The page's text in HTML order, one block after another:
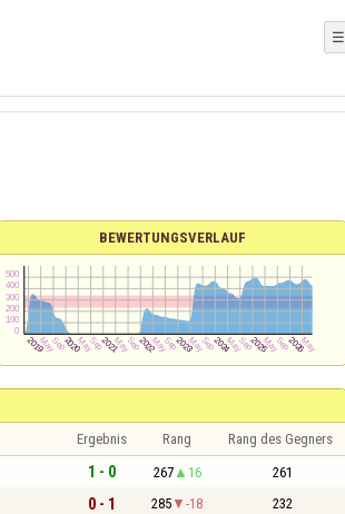
☰
BEWERTUNGSVERLAUF
Ergebnis Rang Rang des Gegners
1 - 0 267 16 261
0 - 1 285 -18 232